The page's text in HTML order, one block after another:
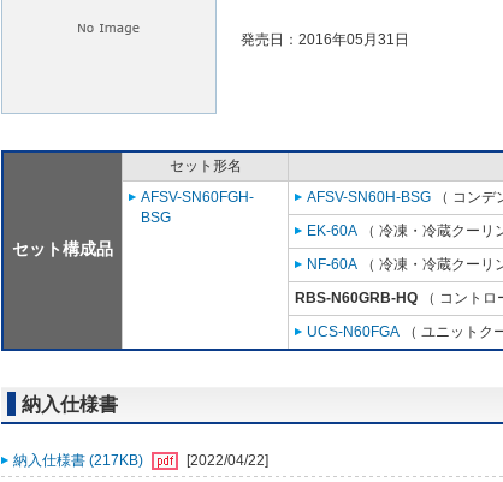
発売日：2016年05月31日
セット構成品
セット形名
AFSV-SN60FGH-
BSG
AFSV-SN60H-BSG （ コンデ
EK-60A （ 冷凍・冷蔵クーリ
NF-60A （ 冷凍・冷蔵クーリ
RBS-N60GRB-HQ （ コントロ
UCS-N60FGA （ ユニットク
納入仕様書
納入仕様書 (217KB) [2022/04/22]